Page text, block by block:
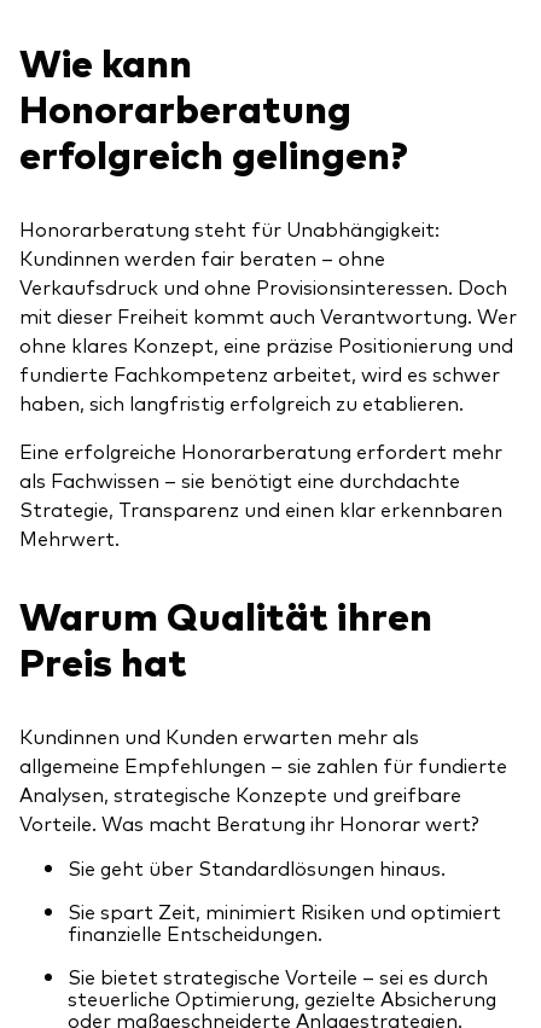
Wie kann
Honorarberatung
erfolgreich gelingen?
Honorarberatung steht für Unabhängigkeit:
Kundinnen werden fair beraten – ohne
Verkaufsdruck und ohne Provisionsinteressen. Doch
mit dieser Freiheit kommt auch Verantwortung. Wer
ohne klares Konzept, eine präzise Positionierung und
fundierte Fachkompetenz arbeitet, wird es schwer
haben, sich langfristig erfolgreich zu etablieren.
Eine erfolgreiche Honorarberatung erfordert mehr
als Fachwissen – sie benötigt eine durchdachte
Strategie, Transparenz und einen klar erkennbaren
Mehrwert.
Warum Qualität ihren
Preis hat
Kundinnen und Kunden erwarten mehr als
allgemeine Empfehlungen – sie zahlen für fundierte
Analysen, strategische Konzepte und greifbare
Vorteile. Was macht Beratung ihr Honorar wert?
Sie geht über Standardlösungen hinaus.
Sie spart Zeit, minimiert Risiken und optimiert
finanzielle Entscheidungen.
Sie bietet strategische Vorteile – sei es durch
steuerliche Optimierung, gezielte Absicherung
oder maßgeschneiderte Anlagestrategien.